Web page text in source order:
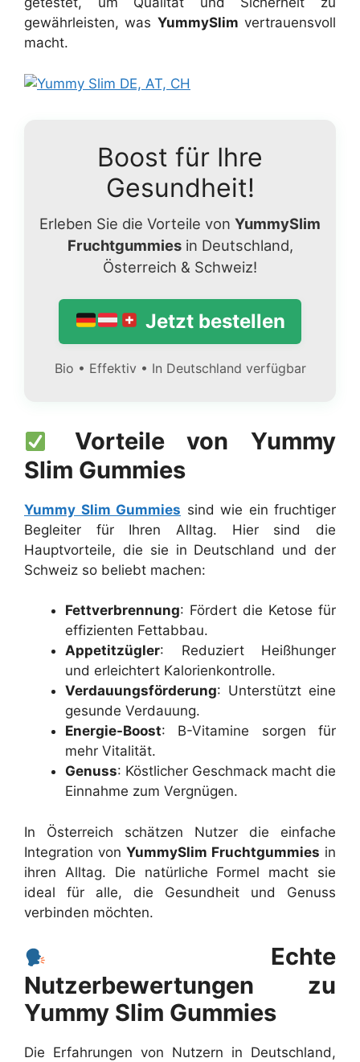
gewährleisten, was YummySlim vertrauensvoll
macht.
Boost für Ihre
Gesundheit!
Erleben Sie die Vorteile von YummySlim
Fruchtgummiesin Deutschland,
Österreich & Schweiz!
Jetzt bestellen
Bio • Effektiv • In Deutschland verfügbar
Vorteile von Yummy
Slim Gummies
Yummy Slim Gummies sind wie ein fruchtiger
Begleiter für Ihren Alltag. Hier sind die
Hauptvorteile, die sie in Deutschland und der
Schweiz so beliebt machen:
Fettverbrennung: Fördert die Ketose für
effizienten Fettabbau.
Appetitzügler: Reduziert Heißhunger
und erleichtert Kalorienkontrolle.
Verdauungsförderung: Unterstützt eine
gesunde Verdauung.
Energie-Boost: B-Vitamine sorgen für
mehr Vitalität.
Genuss: Köstlicher Geschmack macht die
Einnahme zum Vergnügen.
In Österreich schätzen Nutzer die einfache
Integration von YummySlim Fruchtgummies in
ihren Alltag. Die natürliche Formel macht sie
ideal für alle, die Gesundheit und Genuss
verbinden möchten.
Echte
Nutzerbewertungen zu
Yummy Slim Gummies
Die Erfahrungen von Nutzern in Deutschland,